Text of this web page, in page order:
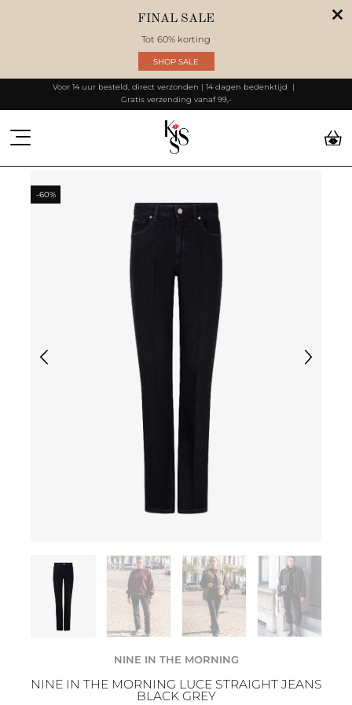
FINAL SALE
Tot 60% korting
SHOP SALE
Voor 14 uur besteld, direct verzonden | 14 dagen bedenktijd
Gratis verzending vanaf 99,-
-60%
NINE IN THE MORNING
NINE IN THE MORNING LUCE STRAIGHT JEANS
BLACK GREY